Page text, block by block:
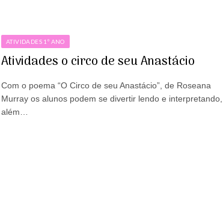
ATIVIDADES 1º ANO
Atividades o circo de seu Anastácio
Com o poema “O Circo de seu Anastácio”, de Roseana
Murray os alunos podem se divertir lendo e interpretando,
além…